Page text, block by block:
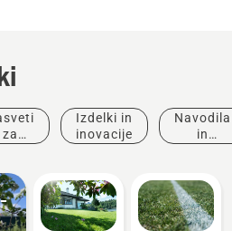
za
Izdelki in
inovacije
Navodila
in